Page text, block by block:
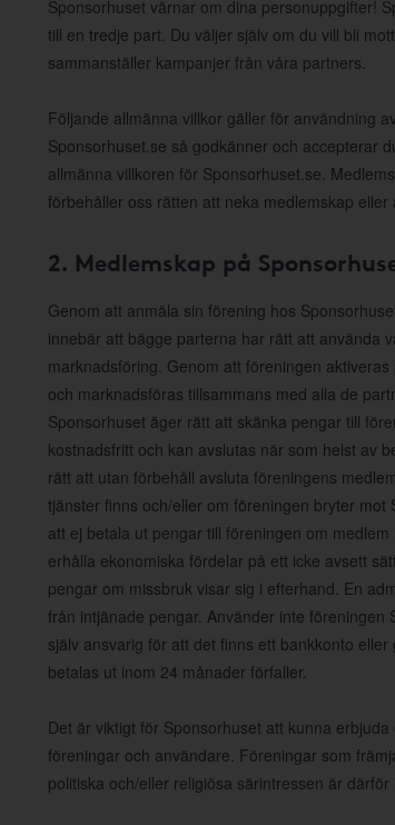
Sponsorhuset värnar om dina personuppgifter!
till en tredje part. Du väljer själv om du vill bli
sammanställer kampanjer från våra partners.
Följande allmänna villkor gäller för användning
Sponsorhuset.se så godkänner och accepterar
allmänna villkoren för Sponsorhuset.se.
förbehåller oss rätten att neka medlemskap
2. Medlemskap på
Genom att anmäla sin förening hos
innebär att bägge parterna har rätt att använda
marknadsföring. Genom att föreningen
och marknadsföras tillsammans med alla de
Sponsorhuset äger rätt att skänka pengar till
kostnadsfritt och kan avslutas när som helst av
rätt att utan förbehåll avsluta föreningens
tjänster finns och/eller om föreningen bryter
att ej betala ut pengar till föreningen om
erhålla ekonomiska fördelar på ett icke avsett
pengar om missbruk visar sig i efterhand. En
från intjänade pengar. Använder inte
själv ansvarig för att det finns ett bankkonto
betalas ut inom 24 månader förfaller.
Det är viktigt för Sponsorhuset att kunna
föreningar och användare. Föreningar som
politiska och/eller religiösa särintressen är